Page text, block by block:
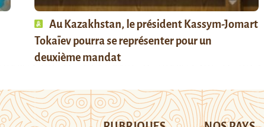
Au Kazakhstan, le président Kassym-Jomart
Tokaïev pourra se représenter pour un
deuxième mandat